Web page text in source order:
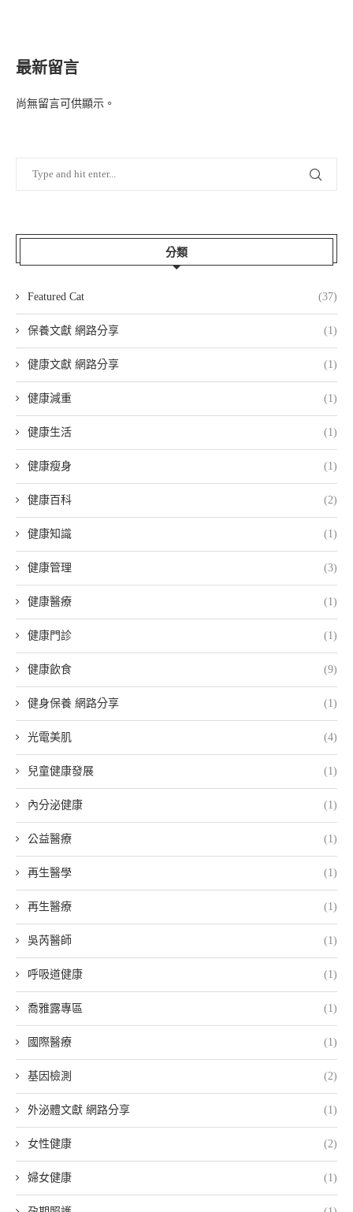
最新留言
尚無留言可供顯示。
分類
Featured Cat (37)
保養文獻 網路分享 (1)
健康文獻 網路分享 (1)
健康減重 (1)
健康生活 (1)
健康瘦身 (1)
健康百科 (2)
健康知識 (1)
健康管理 (3)
健康醫療 (1)
健康門診 (1)
健康飲食 (9)
健身保養 網路分享 (1)
光電美肌 (4)
兒童健康發展 (1)
內分泌健康 (1)
公益醫療 (1)
再生醫學 (1)
再生醫療 (1)
吳芮醫師 (1)
呼吸道健康 (1)
喬雅露專區 (1)
國際醫療 (1)
基因檢測 (2)
外泌體文獻 網路分享 (1)
女性健康 (2)
婦女健康 (1)